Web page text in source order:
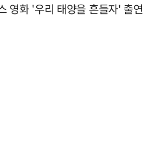
영화 '우리 태양을 흔들자' 출연